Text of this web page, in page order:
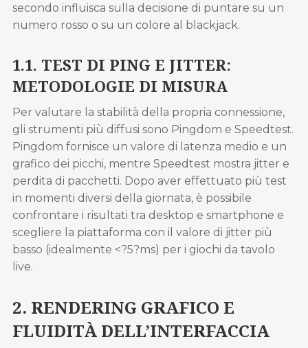
secondo influisca sulla decisione di puntare su un
numero rosso o su un colore al blackjack.
1.1. TEST DI PING E JITTER:
METODOLOGIE DI MISURA
Per valutare la stabilità della propria connessione,
gli strumenti più diffusi sono Pingdom e Speedtest.
Pingdom fornisce un valore di latenza medio e un
grafico dei picchi, mentre Speedtest mostra jitter e
perdita di pacchetti. Dopo aver effettuato più test
in momenti diversi della giornata, è possibile
confrontare i risultati tra desktop e smartphone e
scegliere la piattaforma con il valore di jitter più
basso (idealmente <?5?ms) per i giochi da tavolo
live.
2. RENDERING GRAFICO E
FLUIDITÀ DELL’INTERFACCIA